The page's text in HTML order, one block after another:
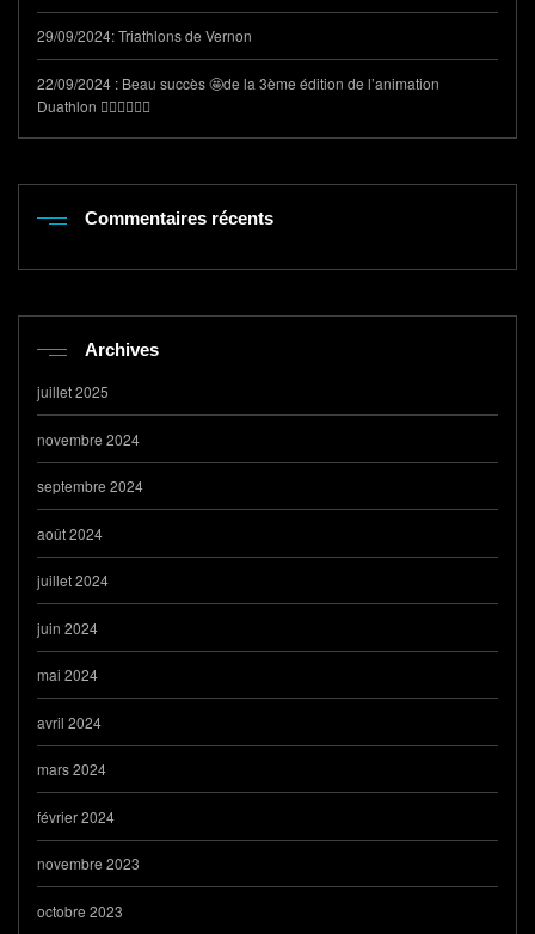
29/09/2024: Triathlons de Vernon
22/09/2024 : Beau succès 🤩de la 3ème édition de l’animation
Duathlon 🏃‍♂️🚴‍♀️🏃‍♂️
Commentaires récents
Archives
juillet 2025
novembre 2024
septembre 2024
août 2024
juillet 2024
juin 2024
mai 2024
avril 2024
mars 2024
février 2024
novembre 2023
octobre 2023